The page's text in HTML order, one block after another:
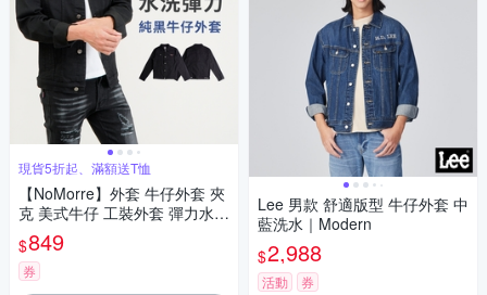
現貨5折起、滿額送T恤
【NoMorre】外套 牛仔外套 夾
克 美式牛仔 工裝外套 彈力水洗
牛仔布 黑色 M-XL 台灣現貨 #1
237
$849
券
Lee 男款 舒適版型 牛仔外套 中
藍洗水｜Modern
$2,988
活動 券